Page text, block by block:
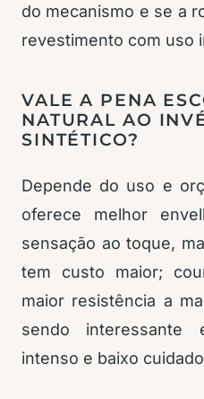
do mecanismo e se a
revestimento com uso
VALE A PENA
NATURAL AO
SINTÉTICO?
Depende do uso e
oferece melhor
sensação ao toque,
tem custo maior;
maior resistência a
sendo
intenso e baixo